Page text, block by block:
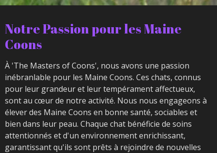
Notre Passion pour les Maine
Coons
À 'The Masters of Coons', nous avons une passion
inébranlable pour les Maine Coons. Ces chats, connus
pour leur grandeur et leur tempérament affectueux,
sont au cœur de notre activité. Nous nous engageons à
élever des Maine Coons en bonne santé, sociables et
bien dans leur peau. Chaque chat bénéficie de soins
attentionnés et d'un environnement enrichissant,
garantissant qu'ils sont prêts à rejoindre de nouvelles